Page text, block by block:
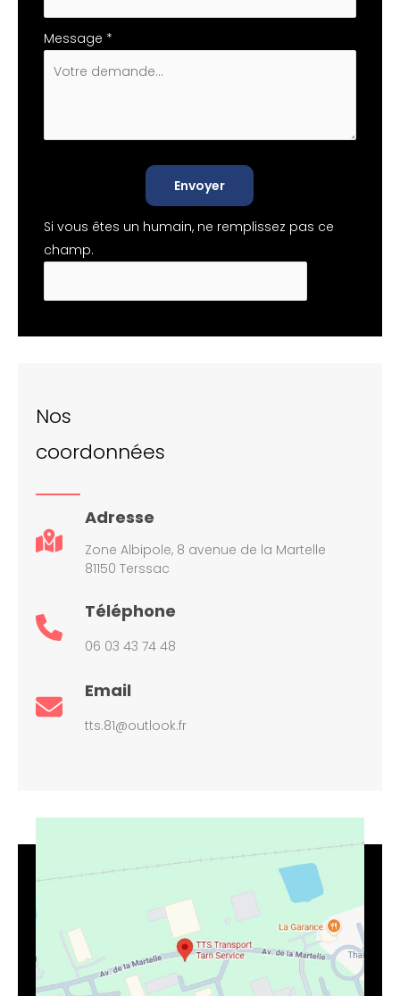
Message *
Envoyer
Si vous êtes un humain, ne remplissez pas ce
champ.
Nos
coordonnées
Adresse
Zone Albipole, 8 avenue de la Martelle
81150 Terssac
Téléphone
06 03 43 74 48
Email
tts.81@outlook.fr